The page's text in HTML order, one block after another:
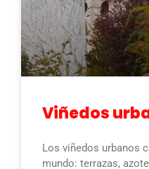
Viñedos
Los viñedos urbanos
mundo: terrazas,